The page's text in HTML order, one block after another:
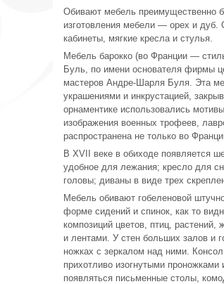
Обивают мебель преимущественно
изготовления мебели — орех и
кабинеты, мягкие кресла и стулья.
Мебель барокко (во Франции —
Буль, по имени основателя фирмы
мастеров Андре-Шарля Буля. Эта
украшениями и инкрустацией,
орнаментике использовались
изображения военных трофеев,
распространена не только во
В ХVII веке в обиходе появляется
удобное для лежания; кресло для
головы; диваны в виде трех
Мебель обивают гобеленовой
форме сидений и спинок, как то
композиций цветов, птиц,
и лентами. У стен больших залов и
ножках с зеркалом над ними.
прихотливо изогнутыми
появляться письменные столы,